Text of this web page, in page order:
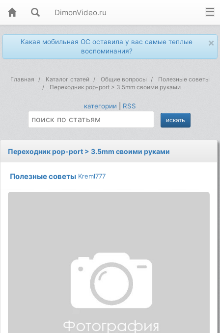
DimonVideo.ru
×
Какая мобильная ОС оставила у вас самые теплые
воспоминания?
Главная Каталог статей Общие вопросы
Полезные советы
Переходник pop-port > 3.5mm своими руками
категории RSS
Переходник pop-port > 3.5mm своими руками
Полезные советы Kreml777